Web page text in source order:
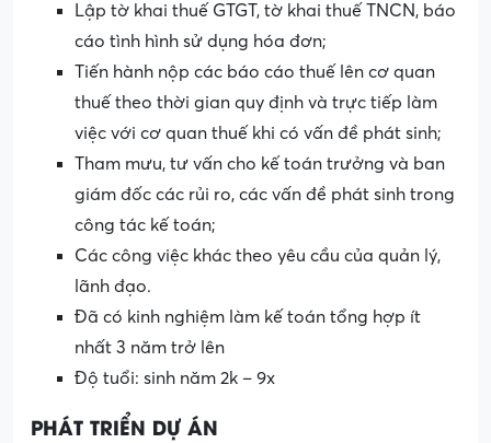
Lập tờ khai thuế GTGT, tờ khai thuế TNCN, báo
cáo tình hình sử dụng hóa đơn;
Tiến hành nộp các báo cáo thuế lên cơ quan
thuế theo thời gian quy định và trực tiếp làm
việc với cơ quan thuế khi có vấn đề phát sinh;
Tham mưu, tư vấn cho kế toán trưởng và ban
giám đốc các rủi ro, các vấn đề phát sinh trong
công tác kế toán;
Các công việc khác theo yêu cầu của quản lý,
lãnh đạo.
Đã có kinh nghiệm làm kế toán tổng hợp ít
nhất 3 năm trở lên
Độ tuổi: sinh năm 2k – 9x
PHÁT TRIỂN DỰ ÁN